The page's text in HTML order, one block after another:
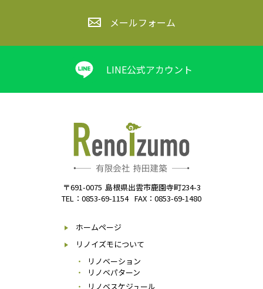
メールフォーム
LINE公式アカウント
〒691-0075 島根県出雲市鹿園寺町234-3
TEL：0853-69-1154 FAX：0853-69-1480
ホームページ
リノイズモについて
リノベーション
リノベパターン
リノベスケジュール